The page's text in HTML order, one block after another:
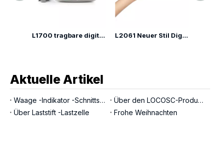
L1700 tragbare digitale Gepäckskala L2061 Neuer Stil Digitales Gepäck Skala
Aktuelle Artikel
Waage -Indikator -Schnittstellen
Über den LOCOSC-Produktionsprozess für Waagen, Wägezellen und Indikatoren
Über Laststift -Lastzelle
Frohe Weihnachten